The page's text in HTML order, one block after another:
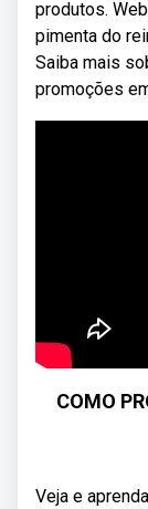
produtos.
pimenta do
Saiba mais
promoções
COMO
Veja e